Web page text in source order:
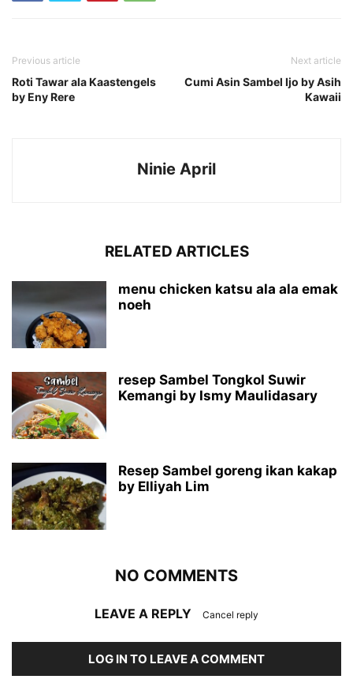
Previous article
Roti Tawar ala Kaastengels
by Eny Rere
Next article
Cumi Asin Sambel Ijo by Asih
Kawaii
Ninie April
RELATED ARTICLES
menu chicken katsu ala ala emak
noeh
resep Sambel Tongkol Suwir
Kemangi by Ismy Maulidasary
Resep Sambel goreng ikan kakap
by Elliyah Lim
NO COMMENTS
LEAVE A REPLY Cancel reply
LOG IN TO LEAVE A COMMENT